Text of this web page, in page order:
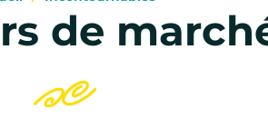
de